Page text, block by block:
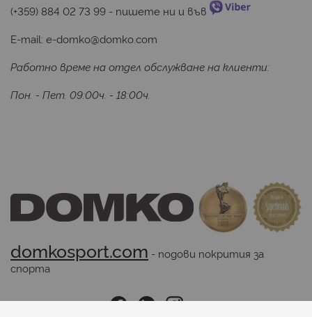
(+359) 884 02 73 99 - пишете ни и във
E-mail: e-domko@domko.com
Работно време на отдел обслужване на клиенти:
Пон. - Пет. 09:00ч. - 18:00ч.
domkosport.com - подови покрития за
спорта
Последвайте ни: